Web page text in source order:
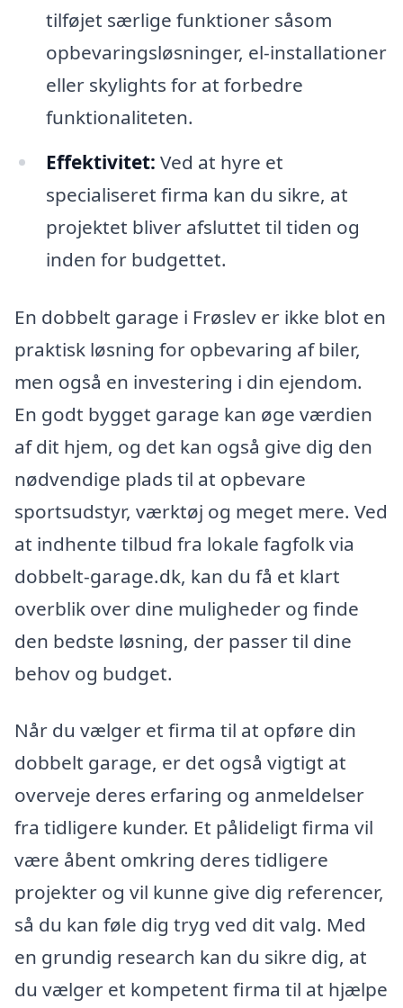
tilføjet særlige funktioner såsom
opbevaringsløsninger, el-installationer
eller skylights for at forbedre
funktionaliteten.
Effektivitet: Ved at hyre et
specialiseret firma kan du sikre, at
projektet bliver afsluttet til tiden og
inden for budgettet.
En dobbelt garage i Frøslev er ikke blot en
praktisk løsning for opbevaring af biler,
men også en investering i din ejendom.
En godt bygget garage kan øge værdien
af dit hjem, og det kan også give dig den
nødvendige plads til at opbevare
sportsudstyr, værktøj og meget mere. Ved
at indhente tilbud fra lokale fagfolk via
dobbelt-garage.dk, kan du få et klart
overblik over dine muligheder og finde
den bedste løsning, der passer til dine
behov og budget.
Når du vælger et firma til at opføre din
dobbelt garage, er det også vigtigt at
overveje deres erfaring og anmeldelser
fra tidligere kunder. Et pålideligt firma vil
være åbent omkring deres tidligere
projekter og vil kunne give dig referencer,
så du kan føle dig tryg ved dit valg. Med
en grundig research kan du sikre dig, at
du vælger et kompetent firma til at hjælpe